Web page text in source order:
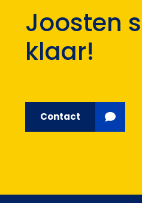
Joosten
klaar!
Contact